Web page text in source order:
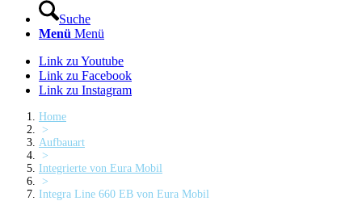
Suche
Menü Menü
Link zu Youtube
Link zu Facebook
Link zu Instagram
Home
>
Aufbauart
>
Integrierte von Eura Mobil
>
Integra Line 660 EB von Eura Mobil